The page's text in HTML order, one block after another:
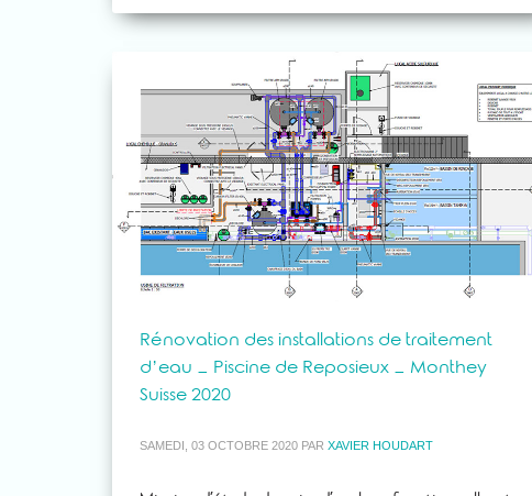
Rénovation des installations de traitement
d’eau – Piscine de Reposieux – Monthey
Suisse 2020
SAMEDI, 03 OCTOBRE 2020 PAR XAVIER HOUDART